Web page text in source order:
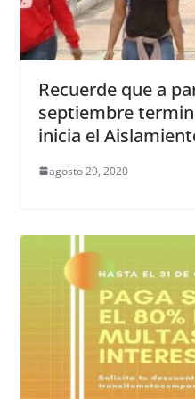
Recuerde que a
septiembre
inicia el
agosto 29, 2020